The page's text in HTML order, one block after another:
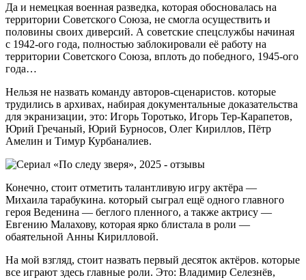
Да и немецкая военная разведка, которая обосновалась на
территории Советского Союза, не смогла осуществить и
половины своих диверсий. А советские спецслужбы начиная
с 1942-ого года, полностью заблокировали её работу на
территории Советского Союза, вплоть до победного, 1945-ого
года…
Нельзя не назвать команду авторов-сценаристов. которые
трудились в архивах, набирая документальные доказательства
для экранизации, это: Игорь Торотько, Игорь Тер-Карапетов,
Юрий Гречаный, Юрий Бурносов, Олег Кириллов, Пётр
Амелин и Тимур Курбаналиев.
Конечно, стоит отметить талантливую игру актёра —
Михаила тарабукина. который сыграл ещё одного главного
героя Веденина — беглого пленного, а также актрису —
Евгению Малахову, которая ярко блистала в роли —
обаятельной Анны Кирилловой.
На мой взгляд, стоит назвать первый десяток актёров. которые
все играют здесь главные роли. Это: Владимир Селезнёв,